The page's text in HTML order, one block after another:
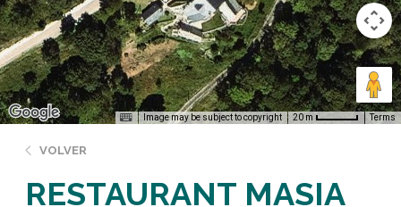
Image may be subject to copyright 20 m Terms
VOLVER
RESTAURANT MASIA